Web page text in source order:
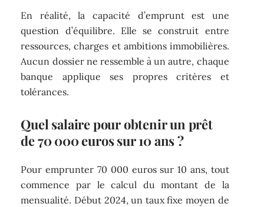
En réalité, la capacité d’emprunt est une
question d’équilibre. Elle se construit entre
ressources, charges et ambitions immobilières.
Aucun dossier ne ressemble à un autre, chaque
banque applique ses propres critères et
tolérances.
Quel salaire pour obtenir un prêt
de 70 000 euros sur 10 ans ?
Pour emprunter 70 000 euros sur 10 ans, tout
commence par le calcul du montant de la
mensualité. Début 2024, un taux fixe moyen de